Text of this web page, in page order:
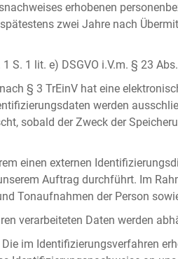
erhobenen
zwei Jahre nach
S. 1 lit. e) DSGVO i.V.m. § 23
§ 3 TrEinV hat eine
werden
sobald der Zweck der
einen externen
Auftrag durchführt. Im
Tonaufnahmen der Person
verarbeiteten Daten werden
Die im Identifizierungsverfahren